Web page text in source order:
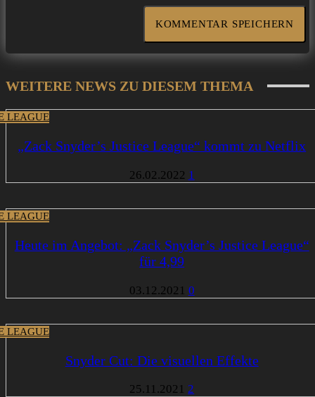
WEITERE NEWS ZU DIESEM THEMA
LEAGUE
„Zack Snyder’s Justice League“ kommt zu Netflix
26.02.2022 1
LEAGUE
Heute im Angebot: „Zack Snyder’s Justice League“
für 4,99
03.12.2021 0
LEAGUE
Snyder Cut: Die visuellen Effekte
25.11.2021 2